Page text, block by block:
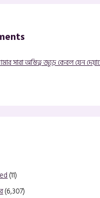
সারা অস্তিত্ব জুড়ে কেবল যেন
(11)
(6,307)